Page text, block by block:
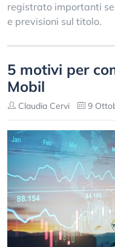
registrato importanti
e previsioni sul titolo.
5 motivi per
Mobil
Claudia Cervi 9